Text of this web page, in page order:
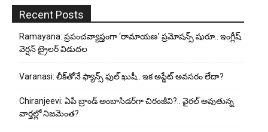
Recent Posts
Ramayana: ప్రపంచవ్యాప్తంగా ‘రామాయణ’ ప్రమోషన్స్ షురూ.. ఇంగ్లీష్
వెర్షన్ ట్రైలర్ విడుదల
Varanasi: లీక్‌తోనే ఫ్యాన్స్ ఫుల్ ఖుషీ.. ఇక అప్డేట్ అవసరం లేదా?
Chiranjeevi: ఏపీ బ్రాండ్ అంబాసిడర్‌గా చిరంజీవి?.. వైరల్ అవుతున్న
వార్తల్లో నిజమెంత?